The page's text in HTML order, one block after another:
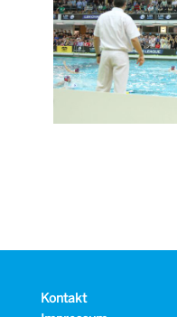
Kontakt